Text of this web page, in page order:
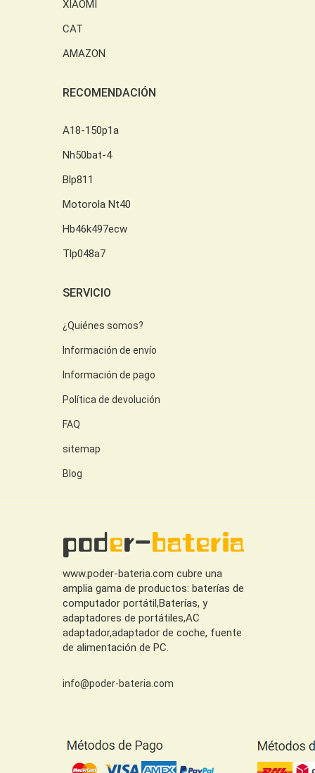
XIAOMI
CAT
AMAZON
RECOMENDACIÓN
A18-150p1a
Nh50bat-4
Blp811
Motorola Nt40
Hb46k497ecw
Tlp048a7
SERVICIO
¿Quiénes somos?
Información de envío
Información de pago
Política de devolución
FAQ
sitemap
Blog
www.poder-bateria.com cubre una
amplia gama de productos: baterías de
computador portátil,Baterías, y
adaptadores de portátiles,AC
adaptador,adaptador de coche, fuente
de alimentación de PC.
info@poder-bateria.com